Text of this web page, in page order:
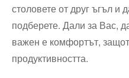
столовете от друг ъгъл и
подберете. Дали за Вас,
важен е комфортът,
продуктивността.